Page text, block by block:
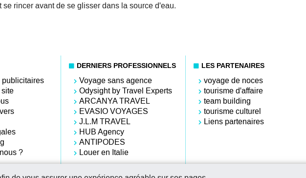
rincer avant de se glisser dans la source d'eau.
publicitaires
?
DERNIERS PROFESSIONNELS
Voyage sans agence
Odysight by Travel Experts
ARCANYA TRAVEL
EVASIO VOYAGES
J.L.M TRAVEL
HUB Agency
ANTIPODES
Louer en Italie
LES PARTENAIRES
voyage de noces
tourisme d'affaire
team building
tourisme culturel
Liens partenaires